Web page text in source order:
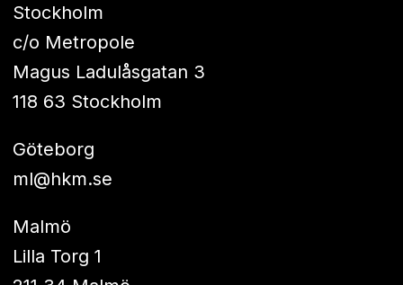
Stockholm
c/o Metropole
Magus Ladulåsgatan 3
118 63 Stockholm
Göteborg
ml@hkm.se
Malmö
Lilla Torg 1